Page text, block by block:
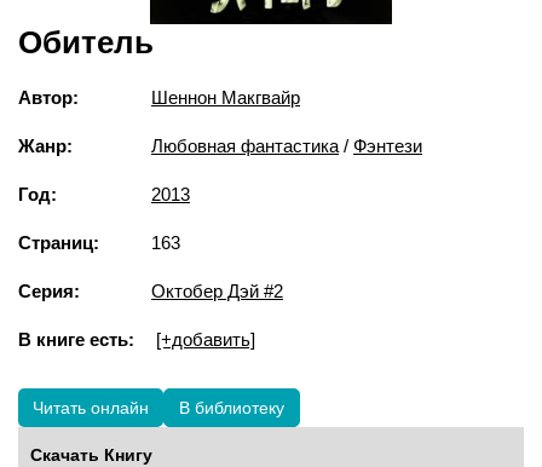
Обитель
Автор: Шеннон Макгвайр
Жанр: Любовная фантастика / Фэнтези
Год: 2013
Страниц: 163
Серия: Октобер Дэй #2
В книге есть: [+добавить]
Читать онлайн В библиотеку
Скачать Книгу